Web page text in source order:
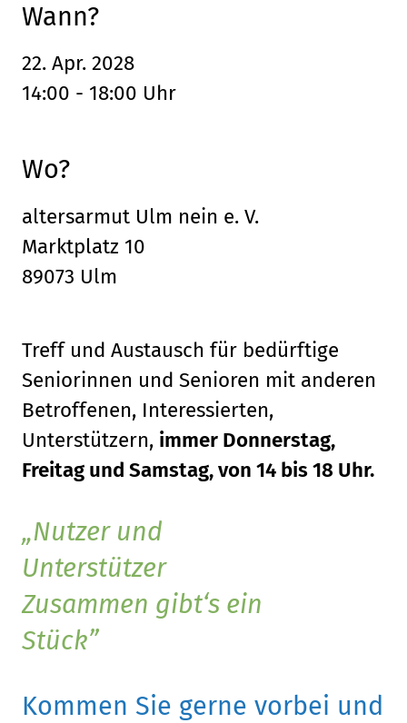
Wann?
22. Apr. 2028
14:00 - 18:00 Uhr
Wo?
altersarmut Ulm nein e. V.
Marktplatz 10
89073 Ulm
Treff und Austausch für bedürftige
Seniorinnen und Senioren mit anderen
Betroffenen, Interessierten,
Unterstützern, immer Donnerstag,
Freitag und Samstag, von 14 bis 18 Uhr.
Nutzer und
Unterstützer
Zusammen gibt‘s ein
Stück
Kommen Sie gerne vorbei und